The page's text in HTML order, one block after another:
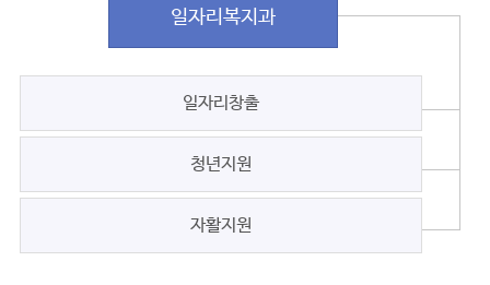
일자리복지과
일자리창출
청년지원
자활지원